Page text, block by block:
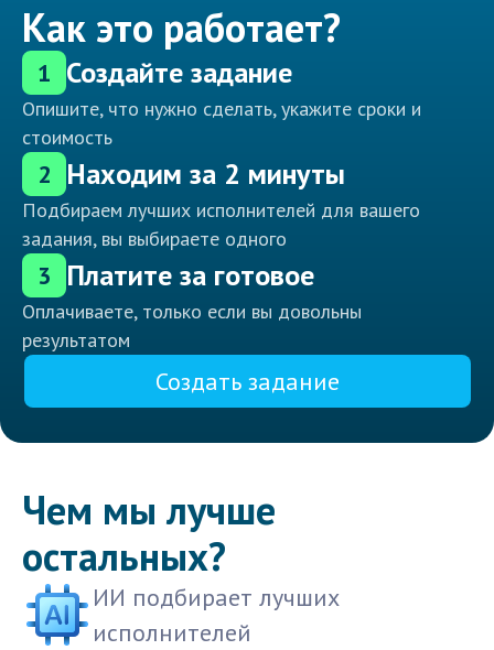
Как это работает?
1 Создайте задание
Опишите, что нужно сделать, укажите сроки и
стоимость
2 Находим за 2 минуты
Подбираем лучших исполнителей для вашего
задания, вы выбираете одного
3 Платите за готовое
Оплачиваете, только если вы довольны
результатом
Создать задание
Чем мы лучше
остальных?
ИИ подбирает лучших
исполнителей